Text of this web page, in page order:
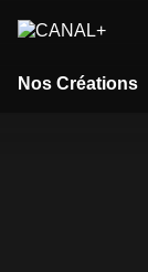
Nos Créations